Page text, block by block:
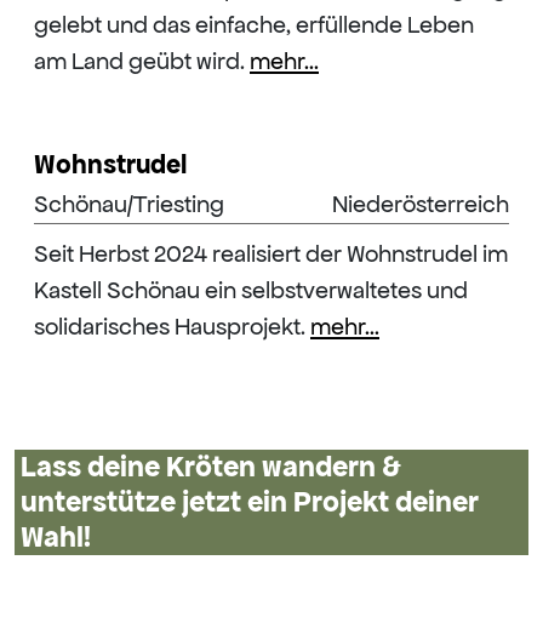
gelebt und das einfache, erfüllende Leben
am Land geübt wird. mehr...
Wohnstrudel
Niederösterreich
Schönau/Triesting
Seit Herbst 2024 realisiert der Wohnstrudel im
Kastell Schönau ein selbstverwaltetes und
solidarisches Hausprojekt. mehr...
Lass deine Kröten wandern &
unterstütze jetzt ein Projekt deiner
Wahl!